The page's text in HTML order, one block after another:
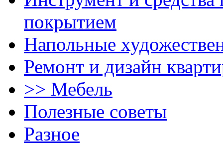
покрытием
Напольные
Ремонт и дизайн
>> Мебель
Полезные советы
Разное